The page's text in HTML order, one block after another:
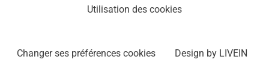
Utilisation des cookies
Changer ses préférences cookies Design by LIVEIN